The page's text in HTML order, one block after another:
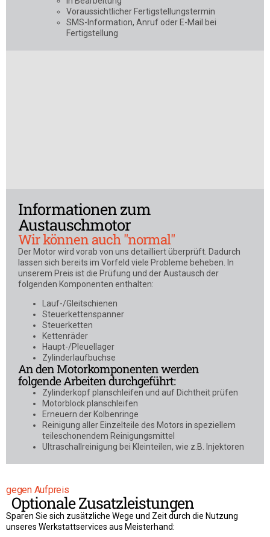
Voraussichtlicher Fertigstellungstermin
SMS-Information, Anruf oder E-Mail bei
Fertigstellung
Informationen zum
Austauschmotor
Wir können auch "normal"
Der Motor wird vorab von uns detailliert überprüft. Dadurch
lassen sich bereits im Vorfeld viele Probleme beheben. In
unserem Preis ist die Prüfung und der Austausch der
folgenden Komponenten enthalten:
Lauf-/Gleitschienen
Steuerkettenspanner
Steuerketten
Kettenräder
Haupt-/Pleuellager
Zylinderlaufbuchse
An den Motorkomponenten werden
folgende Arbeiten durchgeführt:
Zylinderkopf planschleifen und auf Dichtheit prüfen
Motorblock planschleifen
Erneuern der Kolbenringe
Reinigung aller Einzelteile des Motors in speziellem
teileschonendem Reinigungsmittel
Ultraschallreinigung bei Kleinteilen, wie z.B. Injektoren
gegen Aufpreis
Optionale Zusatzleistungen
Sparen Sie sich zusätzliche Wege und Zeit durch die Nutzung
unseres Werkstattservices aus Meisterhand: